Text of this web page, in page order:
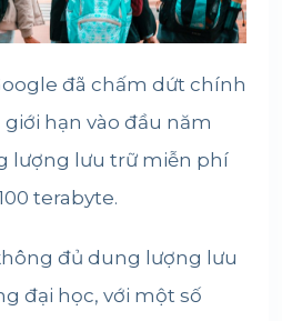
đã chấm dứt chính
hạn vào đầu năm
lượng lưu trữ miễn phí
terabyte.
đủ dung lượng lưu
đại học, với một số